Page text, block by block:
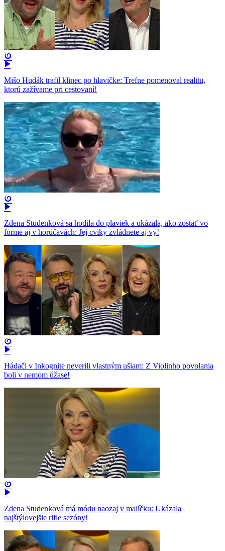
Mišo Hudák trafil klinec po hlavičke: Trefne pomenoval realitu,
ktorú zažívame pri cestovaní!
Zdena Studenková sa hodila do plaviek a ukázala, ako zostať vo
forme aj v horúčavách: Jej cviky zvládnete aj vy!
Hádači v Inkognite neverili vlastným ušiam: Z Violinho povolania
boli v nemom úžase!
Zdena Studenková má módu naozaj v malíčku: Ukázala
najštýlovejšie rifle sezóny!